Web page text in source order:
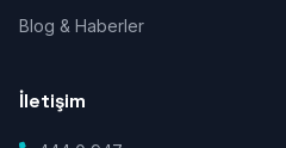
Blog & Haberler
İletişim